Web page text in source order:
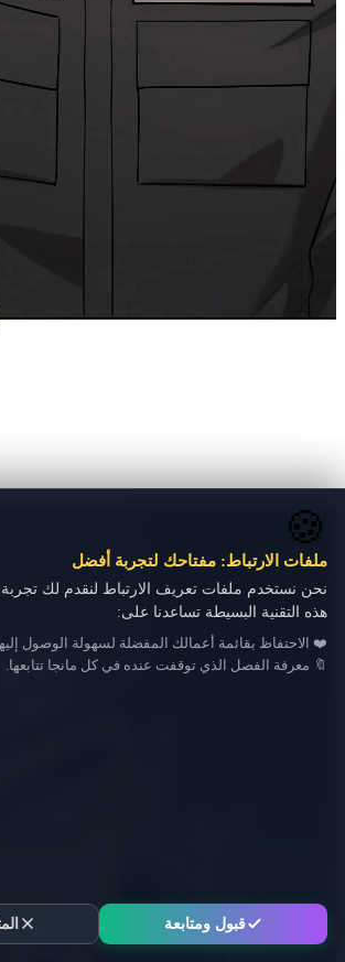
🍪
ملفات الارتباط: مفتاحك لتجربة أفضل
نحن نستخدم ملفات تعريف الارتباط لنقدم لك تجربة
هذه التقنية البسيطة تساعدنا على:
❤️ الاحتفاظ بقائمة أعمالك المفضلة لسهولة الوصول
🔖 معرفة الفصل الذي توقفت عنده في كل مانجا تتابعها.
قبول ومتابعة